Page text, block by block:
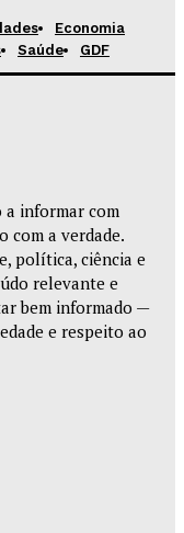
Economia
Saúde GDF
informar com
com a verdade.
política, ciência e
relevante e
bem informado —
e respeito ao